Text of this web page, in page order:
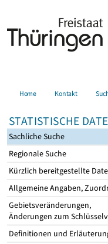
Home Kontakt
STATISTISCHE
Sachliche Suche
Regionale Suche
Kürzlich bereitgestellte
Allgemeine Angaben,
Gebietsveränderungen,
Änderungen zum
Definitionen und